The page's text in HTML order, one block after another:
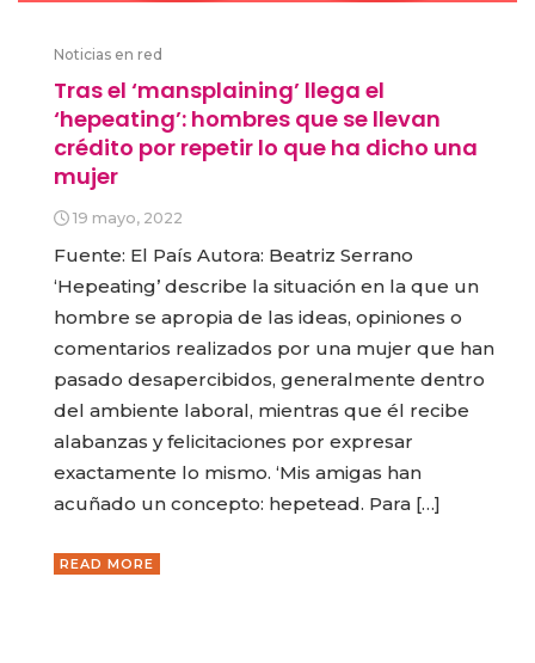
Noticias en red
Tras el ‘mansplaining’ llega el
‘hepeating’: hombres que se llevan
crédito por repetir lo que ha dicho una
mujer
19 mayo, 2022
Fuente: El País Autora: Beatriz Serrano
‘Hepeating’ describe la situación en la que un
hombre se apropia de las ideas, opiniones o
comentarios realizados por una mujer que han
pasado desapercibidos, generalmente dentro
del ambiente laboral, mientras que él recibe
alabanzas y felicitaciones por expresar
exactamente lo mismo. ‘Mis amigas han
acuñado un concepto: hepetead. Para […]
READ MORE